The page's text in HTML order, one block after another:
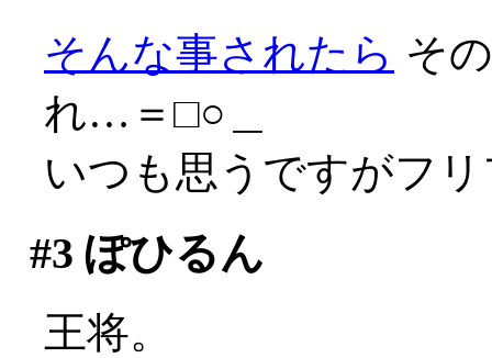
そんな事されたら そ
れ…＝□○＿
いつも思うですがフ
#3 ぽひるん
王将。